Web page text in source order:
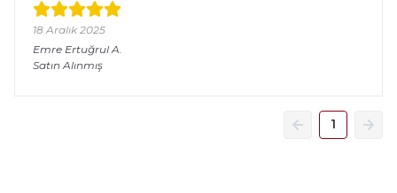
18 Aralık 2025
Emre Ertuğrul A.
Satın Alınmış
1